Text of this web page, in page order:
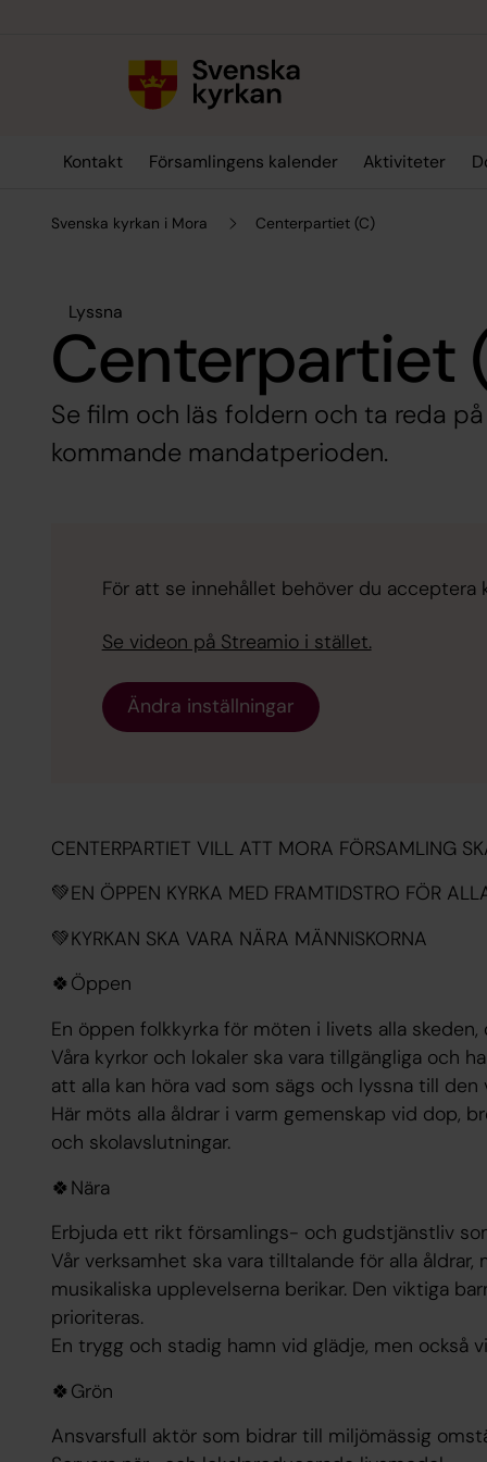
Kontakt Församlingens kalender Aktiviteter
Svenska kyrkan i Mora Centerpartiet (C)
Lyssna
Centerpartiet
Se film och läs foldern och ta reda
kommande mandatperioden.
För att se innehållet behöver du acceptera
Se videon på Streamio i stället.
Ändra inställningar
CENTERPARTIET VILL ATT MORA FÖRSAMLING
💚EN ÖPPEN KYRKA MED FRAMTIDSTRO FÖR
💚KYRKAN SKA VARA NÄRA MÄNNISKORNA
🍀Öppen
En öppen folkkyrka för möten i livets alla skeden,
Våra kyrkor och lokaler ska vara tillgängliga och
att alla kan höra vad som sägs och lyssna till den
Här möts alla åldrar i varm gemenskap vid dop,
och skolavslutningar.
🍀Nära
Erbjuda ett rikt församlings- och gudstjänstliv
Vår verksamhet ska vara tilltalande för alla
musikaliska upplevelserna berikar. Den viktiga
prioriteras.
En trygg och stadig hamn vid glädje, men också
🍀Grön
Ansvarsfull aktör som bidrar till miljömässig